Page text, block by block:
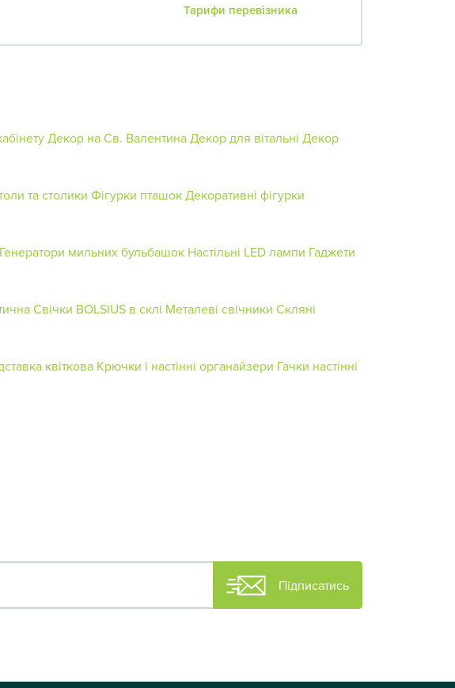
Тарифи перевізника
Декор на Св. ВалентинаДекор для вітальні Декор
та столики Фігурки пташокДекоративні фігурки
Генератори мильних бульбашок Настільні LED лампи Гаджети
Свічки BOLSIUS в склі Металеві свічники Скляні
квіткова Крючки і настінні органайзери Гачки настінні
Підписатись